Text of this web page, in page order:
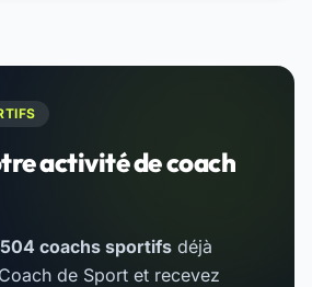
activité de coach
coachs sportifs déjà
de Sport et recevez